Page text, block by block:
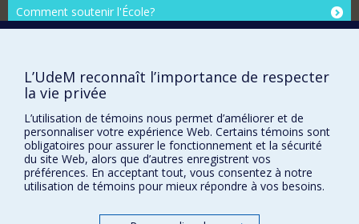
Comment soutenir l'École?
Signaler une erreur
FACULTÉ DES ARTS ET DES SCIENCES
Nos départements et écoles
Nos centres d'études
L’UdeM reconnaît l’importance de respecter
la vie privée
L’utilisation de témoins nous permet d’améliorer et de
personnaliser votre expérience Web. Certains témoins sont
obligatoires pour assurer le fonctionnement et la sécurité
du site Web, alors que d’autres enregistrent vos
préférences. En acceptant tout, vous consentez à notre
utilisation de témoins pour mieux répondre à vos besoins.